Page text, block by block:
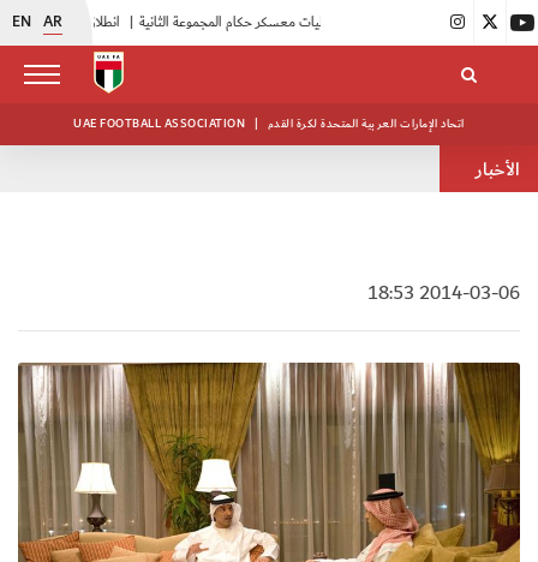
EN AR |
UAE FOOTBALL ASSOCIATION | اتحاد الإمارات العربية المتحدة لكرة القدم
الأخبار
2014-03-06 18:53